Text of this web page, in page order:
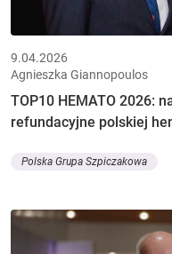
9.04.2026
Agnieszka Giannopoulos
TOP10 HEMATO 2026:
refundacyjne polskiej
Polska Grupa Szpiczakowa